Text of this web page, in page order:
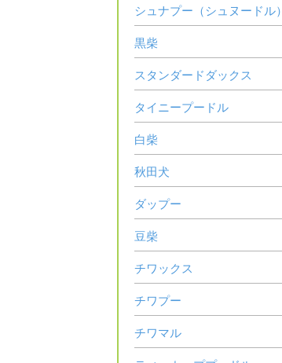
シュナプー（シュヌードル）
黒柴
スタンダードダックス
タイニープードル
白柴
秋田犬
ダップー
豆柴
チワックス
チワプー
チワマル